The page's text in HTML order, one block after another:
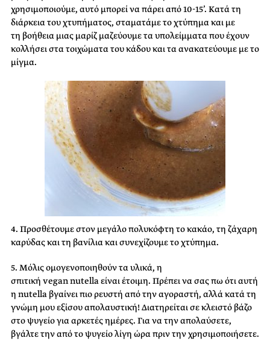
χρησιμοποιούμε, αυτό μπορεί να πάρει από 10-15’. Κατά τη
διάρκεια του χτυπήματος, σταματάμε το χτύπημα και με
τη βοήθεια μιας μαρίζ μαζεύουμε τα υπολείμματα που έχουν
κολλήσει στα τοιχώματα του κάδου και τα ανακατεύουμε με το
μίγμα.
4. Προσθέτουμε στον μεγάλο πολυκόφτη το κακάο, τη ζάχαρη
καρύδας και τη βανίλια και συνεχίζουμε το χτύπημα.
5. Μόλις ομογενοποιηθούν τα υλικά, η
σπιτική vegan nutella είναι έτοιμη. Πρέπει να σας πω ότι αυτή
η nutella βγαίνει πιο ρευστή από την αγοραστή, αλλά κατά τη
γνώμη μου εξίσου απολαυστική! Διατηρείται σε κλειστό βάζο
στο ψυγείο για αρκετές ημέρες. Για να την απολαύσετε,
βγάλτε την από το ψυγείο λίγη ώρα πριν την χρησιμοποιήσετε.